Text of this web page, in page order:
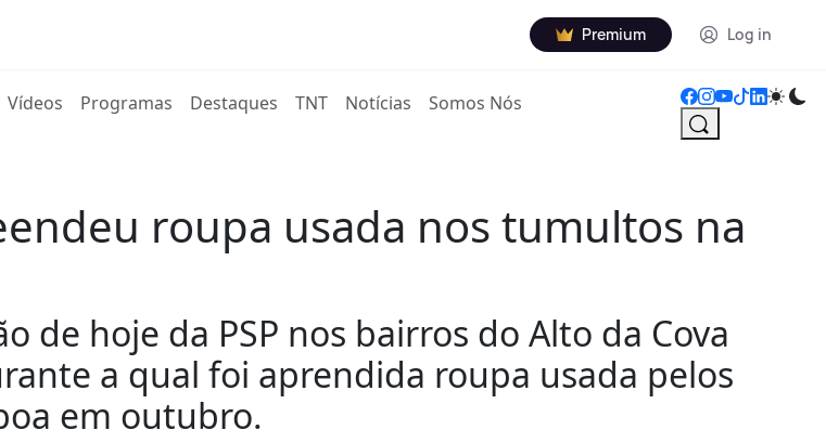
Premium Log in
Vídeos Programas Destaques TNT Notícias Somos Nós
roupa usada nos tumultos na
de hoje da PSP nos bairros do Alto da Cova
a qual foi aprendida roupa usada pelos
em outubro.